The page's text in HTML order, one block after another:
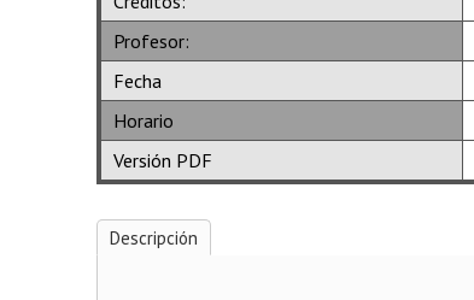
Profesor:
Fecha
Horario
Versión PDF
Descripción